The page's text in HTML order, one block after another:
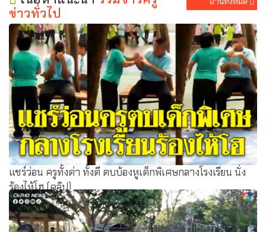
ข่าวทั่วไป
แชร์ว่อน ครูทั้งด่า ทั้งตี ตบบ้องหูเด็กพิเศษกลางโรงเรียน นั่ง
ร้องไห้โฮ (คลิป)